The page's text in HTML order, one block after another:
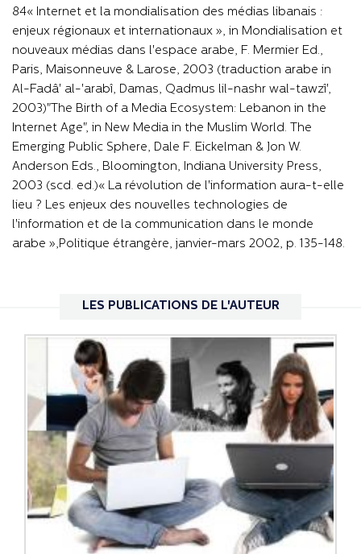
84« Internet et la mondialisation des médias libanais :
enjeux régionaux et internationaux », in Mondialisation et
nouveaux médias dans l'espace arabe, F. Mermier Ed.,
Paris, Maisonneuve & Larose, 2003 (traduction arabe in
Al-Fadâ' al-'arabî, Damas, Qadmus lil-nashr wal-tawzî',
2003)"The Birth of a Media Ecosystem: Lebanon in the
Internet Age", in New Media in the Muslim World. The
Emerging Public Sphere, Dale F. Eickelman & Jon W.
Anderson Eds., Bloomington, Indiana University Press,
2003 (scd. ed.)« La révolution de l'information aura-t-elle
lieu ? Les enjeux des nouvelles technologies de
l'information et de la communication dans le monde
arabe »,Politique étrangère, janvier-mars 2002, p. 135-148.
LES PUBLICATIONS DE L'AUTEUR